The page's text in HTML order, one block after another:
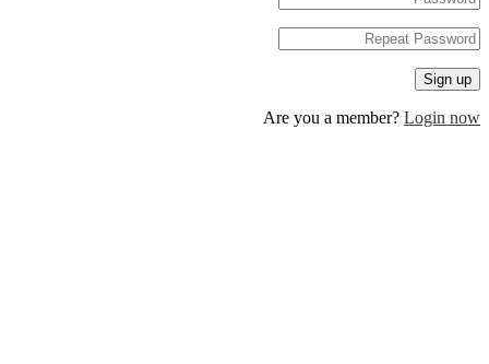
Are you a member?